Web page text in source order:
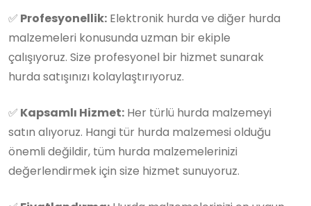
✅ Profesyonellik: Elektronik hurda ve diğer hurda
malzemeleri konusunda uzman bir ekiple
çalışıyoruz. Size profesyonel bir hizmet sunarak
hurda satışınızı kolaylaştırıyoruz.
✅ Kapsamlı Hizmet: Her türlü hurda malzemeyi
satın alıyoruz. Hangi tür hurda malzemesi olduğu
önemli değildir, tüm hurda malzemelerinizi
değerlendirmek için size hizmet sunuyoruz.